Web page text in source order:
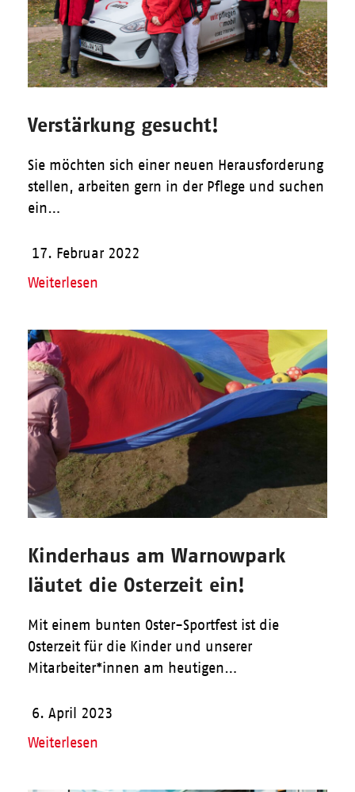
Verstärkung gesucht!
Sie möchten sich einer neuen Herausforderung
stellen, arbeiten gern in der Pflege und suchen
ein…
17. Februar 2022
Weiterlesen
Kinderhaus am Warnowpark
läutet die Osterzeit ein!
Mit einem bunten Oster-Sportfest ist die
Osterzeit für die Kinder und unserer
Mitarbeiter*innen am heutigen…
6. April 2023
Weiterlesen